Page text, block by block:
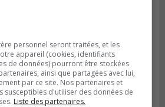
07h58
prolonge son aide
Le Partage
personnel seront traitées, et les
appareil (cookies, identifiants
de données) pourront être stockées
ainsi que partagées avec lui,
par ce site. Nos partenaires et
susceptibles d'utiliser des données de
Liste des partenaires.